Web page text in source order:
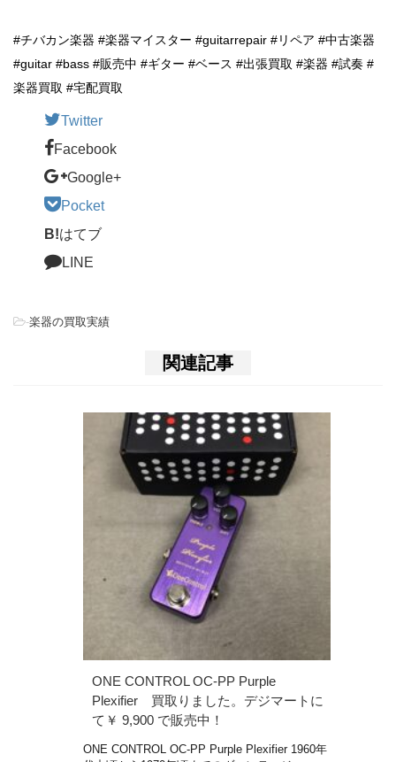
#チバカン楽器 #楽器マイスター #guitarrepair #リペア #中古楽器
#guitar #bass #販売中 #ギター #ベース #出張買取 #楽器 #試奏 #
楽器買取 #宅配買取
Twitter
Facebook
Google+
Pocket
B!はてブ
LINE
-楽器の買取実績
関連記事
ONE CONTROL OC-PP Purple
Plexifier 買取りました。デジマートに
て￥ 9,900 で販売中！
ONE CONTROL OC-PP Purple Plexifier 1960年